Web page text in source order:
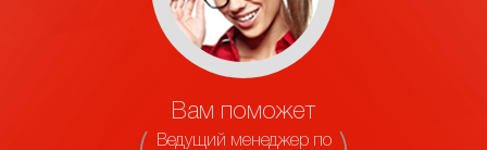
Вам поможет
Ведущий менеджер по